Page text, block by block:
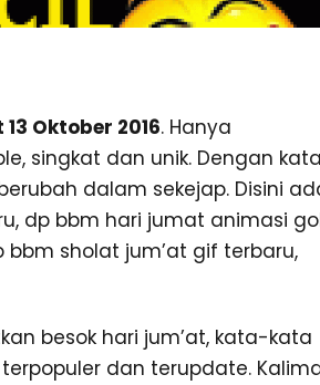
Oktober 2016. Hanya
singkat dan unik. Dengan kata
dalam sekejap. Disini
dp bbm hari jumat animasi
sholat jum’at gif terbaru,
besok hari jum’at, kata-kata
dan terupdate.